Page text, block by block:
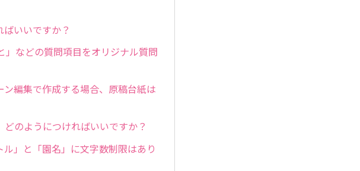
いいですか？
などの質問項目をオリジナル質問
ン編集で作成する場合、原稿台紙は
のようにつければいいですか？
」と「園名」に文字数制限はあり